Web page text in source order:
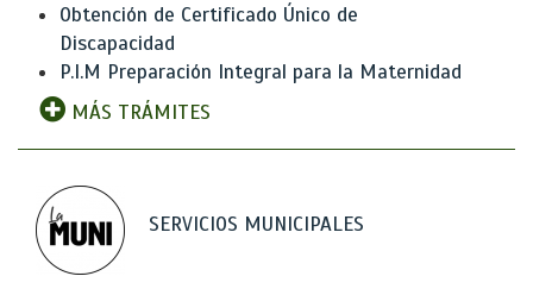
Obtención de Certificado Único de
Discapacidad
P.I.M Preparación Integral para la Maternidad
MÁS TRÁMITES
SERVICIOS MUNICIPALES